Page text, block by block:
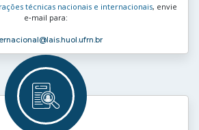
técnicas nacionais e internacionais, envie
e‑mail para:
@lais.huol.ufrn.br